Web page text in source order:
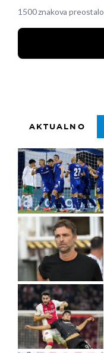
1500 znakova preostalo
AKTUALNO